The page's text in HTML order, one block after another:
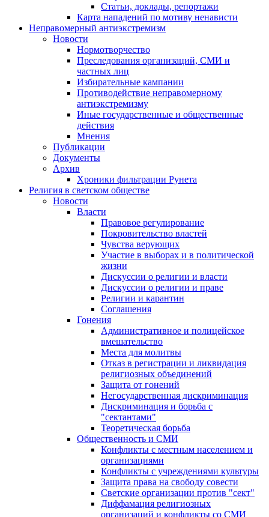
Статьи, доклады, репортажи
Карта нападений по мотиву ненависти
Неправомерный антиэкстремизм
Новости
Нормотворчество
Преследования организаций, СМИ и
частных лиц
Избирательные кампании
Противодействие неправомерному
антиэкстремизму
Иные государственные и общественные
действия
Мнения
Публикации
Документы
Архив
Хроники фильтрации Рунета
Религия в светском обществе
Новости
Власти
Правовое регулирование
Покровительство властей
Чувства верующих
Участие в выборах и в политической
жизни
Дискуссии о религии и власти
Дискуссии о религии и праве
Религии и карантин
Соглашения
Гонения
Административное и полицейское
вмешательство
Места для молитвы
Отказ в регистрации и ликвидация
религиозных объединений
Защита от гонений
Негосударственная дискриминация
Дискриминация и борьба с
"сектантами"
Теоретическая борьба
Общественность и СМИ
Конфликты с местным населением и
организациями
Конфликты с учреждениями культуры
Защита права на свободу совести
Светские организации против "сект"
Диффамация религиозных
организаций и конфликты со СМИ